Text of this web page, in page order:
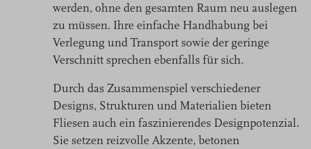
werden, ohne den gesamten Raum neu auslegen
zu müssen. Ihre einfache Handhabung bei
Verlegung und Transport sowie der geringe
Verschnitt sprechen ebenfalls für sich.
Durch das Zusammenspiel verschiedener
Designs, Strukturen und Materialien bieten
Fliesen auch ein faszinierendes Designpotenzial.
Sie setzen reizvolle Akzente, betonen